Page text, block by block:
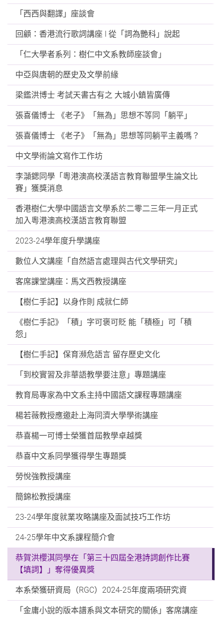
「西西與翻譯」座談會
回顧：香港流行歌詞講座 I 從「詞為艷科」說起
「仁大學者系列：樹仁中文系教師座談會」
中亞與唐朝的歷史及文學前緣
梁鑑洪博士 考試天書古有之 大城小鎮皆廣傳
張喜儀博士 《老子》「無為」思想不等同「躺平」
張喜儀博士 《老子》「無為」思想等同躺平主義嗎？
中文學術論文寫作工作坊
李𪷿鍶同學「粵港澳高校漢語言教育聯盟學生論文比
賽」獲獎消息
香港樹仁大學中國語言文學系於二零二三年一月正式
加入粵港澳高校漢語言教育聯盟
2023-24學年度升學講座
數位人文講座「自然語言處理與古代文學研究」
客席課堂講座：馬文西教授講座
【樹仁手記】以身作則 成就仁師
《樹仁手記》「積」字可褒可貶 能「積極」可「積
怨」
【樹仁手記】保育瀕危語言 留存歷史文化
「到校實習及非華語教學要注意」專題講座
教育局專家為中文系主持中國語文課程專題講座
楊若薇教授應邀赴上海同濟大學學術講座
恭喜楊一可博士榮獲首屆教學卓越獎
恭喜中文系同學獲得學生專題獎
勞悅強教授講座
簡錦松教授講座
23-24學年度就業攻略講座及面試技巧工作坊
24-25學年中文系課程簡介會
恭賀洪櫻淇同學在「第三十四屆全港詩詞創作比賽
【填詞】」奪得優異獎
本系榮獲研資局（RGC）2024-25年度兩項研究資
「金庸小說的版本譜系與文本研究的關係」客席講座